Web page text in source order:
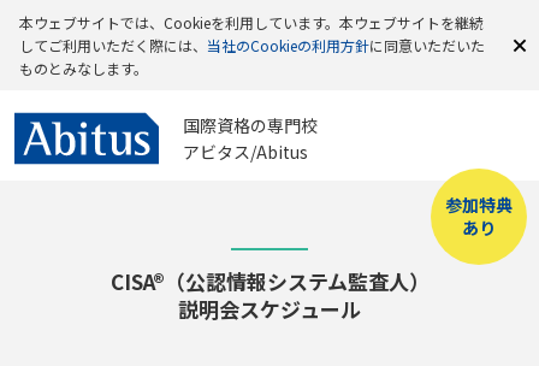
本ウェブサイトでは、Cookieを利用しています。本ウェブサイトを継続
してご利用いただく際には、 当社のCookieの利用方針に同意いただいた
ものとみなします。
国際資格の専門校
アビタス/Abitus
参加特典
あり
CISA®（公認情報システム監査人）
説明会スケジュール